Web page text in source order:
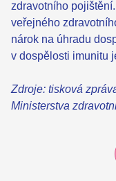
zdravotního
veřejného
nárok na úhradu
v dospělosti imunitu
Zdroje: tisková
Ministerstva